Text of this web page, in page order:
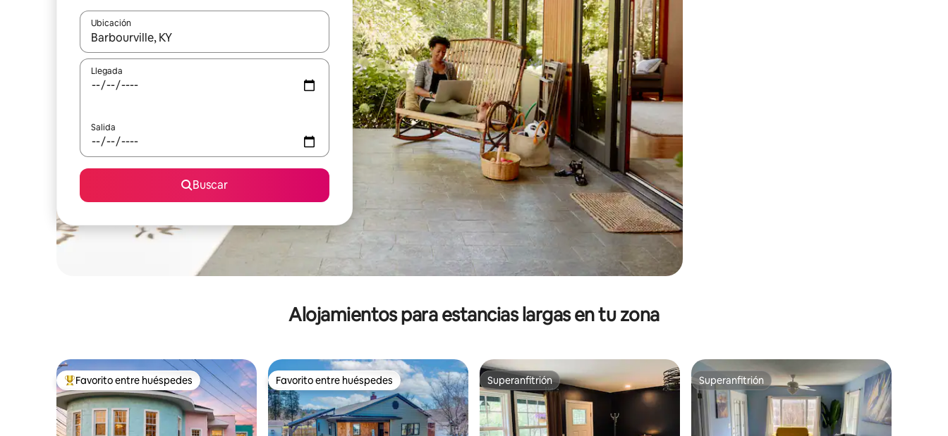
Ubicación
Cuando los resultados estén disponibles, podrás navegar usando las teclas de las flechas hacia arriba y hacia abajo, o bien tocando y deslizando la pantalla.
Llegada
Salida
Buscar
Alojamientos para estancias largas en tu zona
De los mejores en Favorito entre huéspedes
Favorito entre huéspedes Favorito entre huéspedes
Favorito entre huéspedes Superanfitrión
Superanfitrión Superanfitrión
Superanfitrión